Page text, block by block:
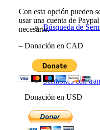
Búsqueda de
Sermones con
Con esta opción pueden
usar una cuenta de
necesario.
– Donación en CAD
– Donación en USD